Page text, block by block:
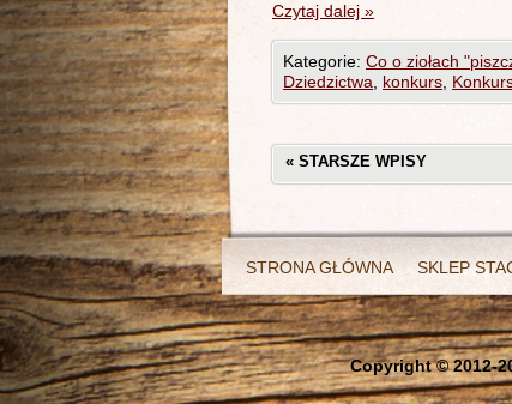
Czytaj dalej »
Kategorie: Co o ziołach
Dziedzictwa
konkurs
« STARSZE WPISY
STRONA GŁÓWNA SKLEP
Copyright © 2012-